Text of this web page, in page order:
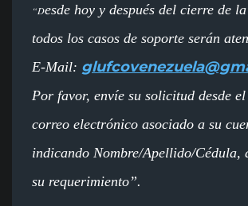
“Desde hoy y después del cierre de
todos los casos de soporte serán
E-Mail:
Por favor, envíe su solicitud desde
correo electrónico asociado a su
indicando Nombre/Apellido/Cédula,
su requerimiento”.